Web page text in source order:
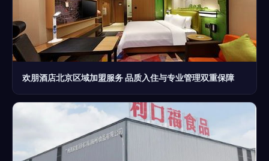
欢朋酒店北京区域加盟服务 品质入住与专业管理双重保障